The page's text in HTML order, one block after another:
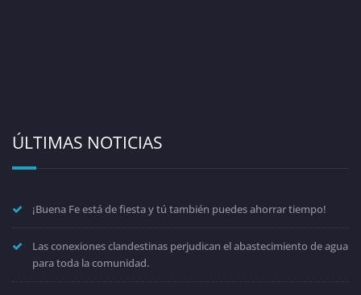
ÚLTIMAS NOTICIAS
¡Buena Fe está de fiesta y tú también puedes ahorrar tiempo!
Las conexiones clandestinas perjudican el abastecimiento de agua
para toda la comunidad.